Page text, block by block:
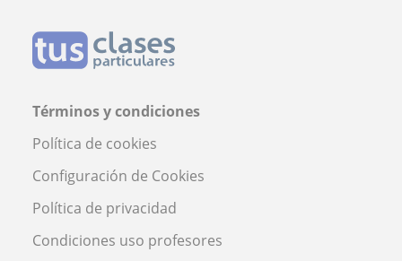
Términos y condiciones
Política de cookies
Configuración de Cookies
Política de privacidad
Condiciones uso profesores